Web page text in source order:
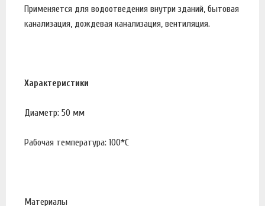
Применяется для водоотведения внутри зданий, бытовая
канализация, дождевая канализация, вентиляция.
Характеристики
Диаметр: 50 мм
Рабочая температура: 100*С
Материалы